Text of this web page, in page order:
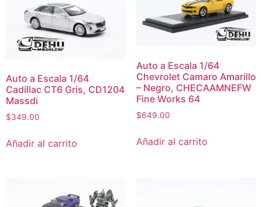
Auto a Escala 1/64
Cadillac CT6 Gris, CD1204
Massdi
$349.00
Añadir al carrito
Auto a Escala 1/64
Chevrolet Camaro Amarillo
– Negro, CHECAAMNEFW
Fine Works 64
$649.00
Añadir al carrito